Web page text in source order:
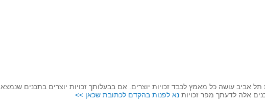
תל אביב עושה כל מאמץ לכבד זכויות יוצרים. אם בבעלותך זכויות יוצרים בתכנים
אלה לדעתך מפר זכויות נא לפנות בהקדם לכתובת שכאן >>